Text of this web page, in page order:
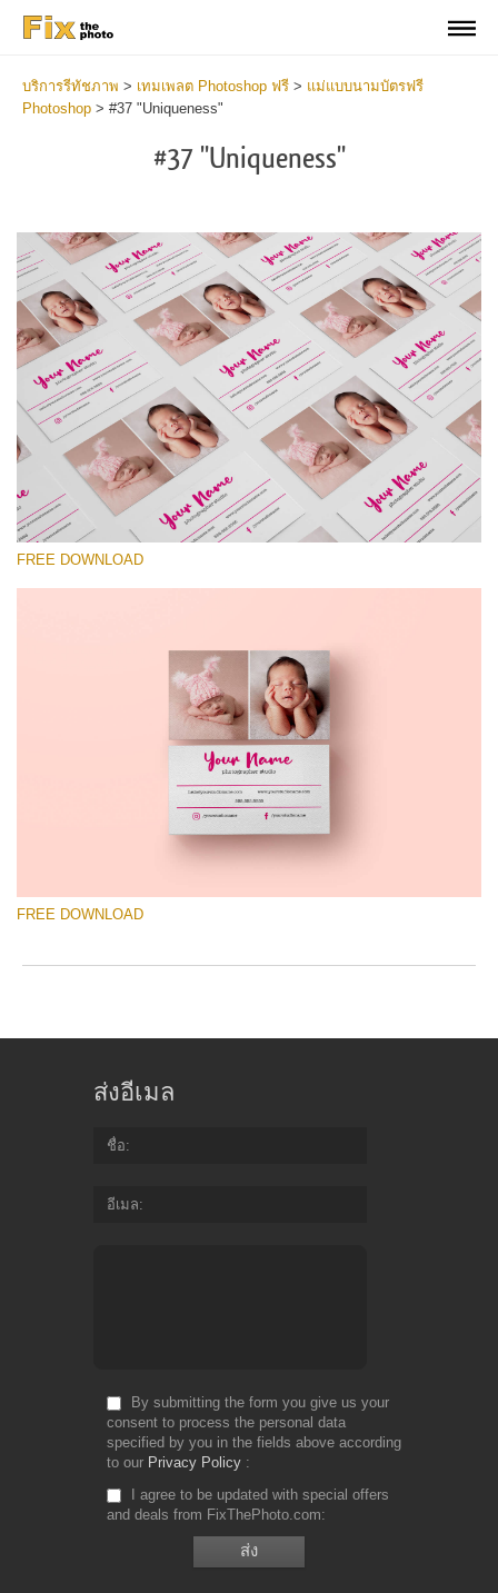
บริการรีทัชภาพ > เทมเพลต Photoshop ฟรี > แม่แบบนามบัตรฟรี
Photoshop > #37 "Uniqueness"
#37 "Uniqueness"
โปรดเลือก
Free Template #37
Wedding Photography Templates
ดาวน์โหลดฟรี
FREE DOWNLOAD
FREE DOWNLOAD
ส่งอีเมล
ชื่อ
อีเมล
By submitting the form you give us your
consent to process the personal data
specified by you in the fields above according
to our Privacy Policy
I agree to be updated with special offers
and deals from FixThePhoto.com